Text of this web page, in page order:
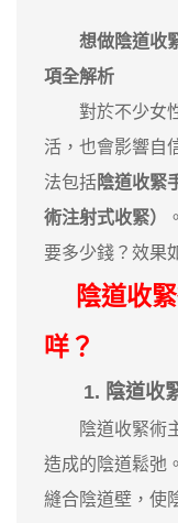
想做陰道收
項全解析
對於不少女性
活，也會影響自
法包括陰道收緊
術注射式收緊）
要多少錢？效果
陰道收
咩？
1. 陰道收
陰道收緊術主
造成的陰道鬆弛
縫合陰道壁，使